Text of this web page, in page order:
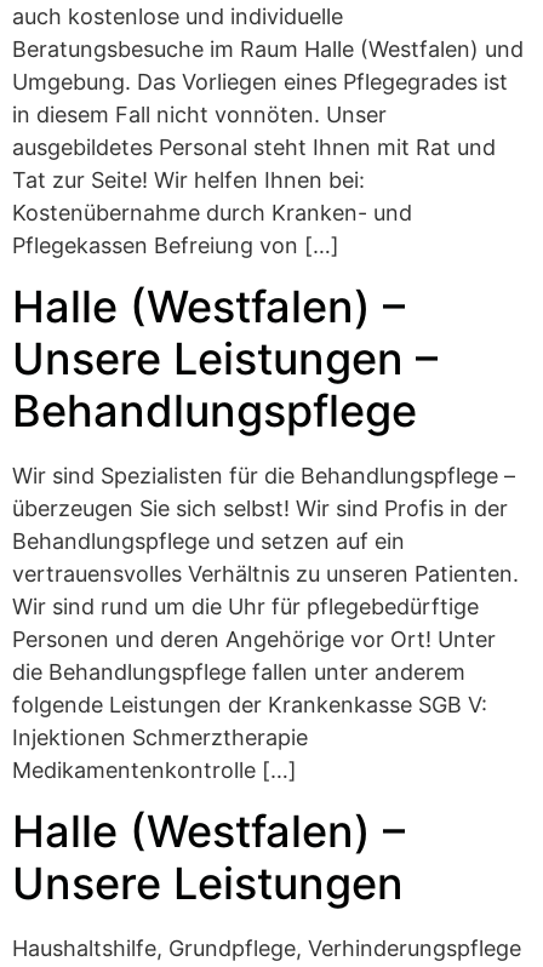
auch kostenlose und individuelle
Beratungsbesuche im Raum Halle (Westfalen) und
Umgebung. Das Vorliegen eines Pflegegrades ist
in diesem Fall nicht vonnöten. Unser
ausgebildetes Personal steht Ihnen mit Rat und
Tat zur Seite! Wir helfen Ihnen bei:
Kostenübernahme durch Kranken- und
Pflegekassen Befreiung von […]
Halle (Westfalen) –
Unsere Leistungen –
Behandlungspflege
Wir sind Spezialisten für die Behandlungspflege –
überzeugen Sie sich selbst! Wir sind Profis in der
Behandlungspflege und setzen auf ein
vertrauensvolles Verhältnis zu unseren Patienten.
Wir sind rund um die Uhr für pflegebedürftige
Personen und deren Angehörige vor Ort! Unter
die Behandlungspflege fallen unter anderem
folgende Leistungen der Krankenkasse SGB V:
Injektionen Schmerztherapie
Medikamentenkontrolle […]
Halle (Westfalen) –
Unsere Leistungen
Haushaltshilfe, Grundpflege, Verhinderungspflege